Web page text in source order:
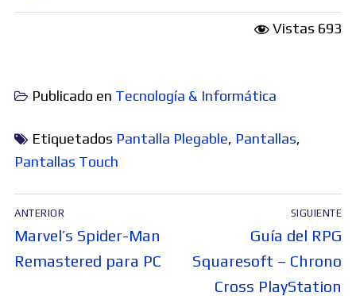
Vistas 693
Publicado en Tecnología & Informática
Etiquetados Pantalla Plegable, Pantallas,
Pantallas Touch
Navegación
de
entradas
ANTERIOR
Entrada
anterior:
Marvel’s Spider-Man
Remastered para PC
SIGUIENTE
Entrada
siguiente:
Guía del RPG
Squaresoft – Chrono
Cross PlayStation